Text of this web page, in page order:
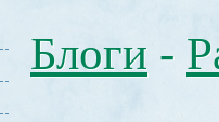
Блоги -